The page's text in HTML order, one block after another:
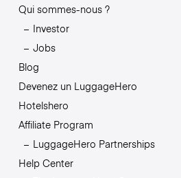
Qui sommes-nous ?
Investor
Jobs
Blog
Devenez un LuggageHero
Hotelshero
Affiliate Program
LuggageHero Partnerships
Help Center